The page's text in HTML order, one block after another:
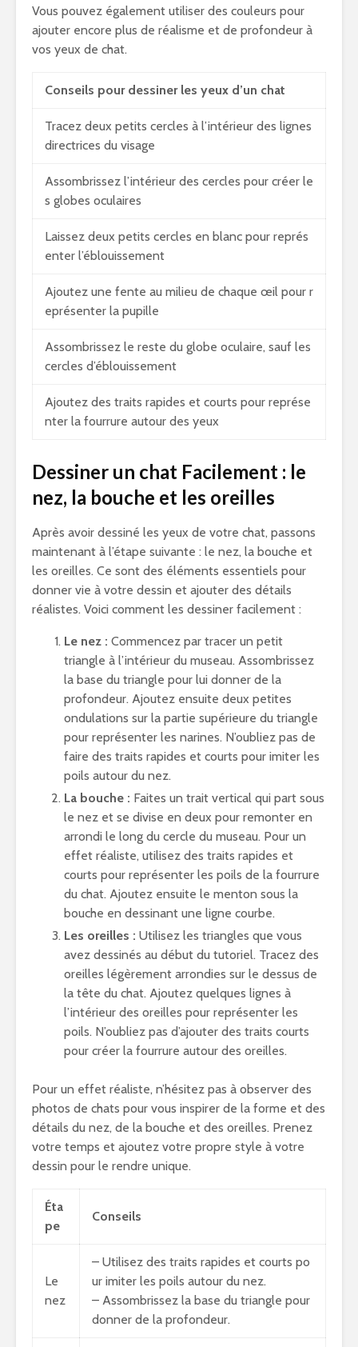
Vous pouvez également utiliser des couleurs pour
ajouter encore plus de réalisme et de profondeur à
vos yeux de chat.
Conseils pour dessiner les yeux d’un chat
Tracez deux petits cercles à l’intérieur des lignes
directrices du visage
Assombrissez l’intérieur des cercles pour créer le
s globes oculaires
Laissez deux petits cercles en blanc pour représ
enter l’éblouissement
Ajoutez une fente au milieu de chaque œil pour r
eprésenter la pupille
Assombrissez le reste du globe oculaire, sauf les
cercles d’éblouissement
Ajoutez des traits rapides et courts pour représe
nter la fourrure autour des yeux
Dessiner un chat Facilement : le
nez, la bouche et les oreilles
Après avoir dessiné les yeux de votre chat, passons
maintenant à l’étape suivante : le nez, la bouche et
les oreilles. Ce sont des éléments essentiels pour
donner vie à votre dessin et ajouter des détails
réalistes. Voici comment les dessiner facilement :
Le nez : Commencez par tracer un petit
triangle à l’intérieur du museau. Assombrissez
la base du triangle pour lui donner de la
profondeur. Ajoutez ensuite deux petites
ondulations sur la partie supérieure du triangle
pour représenter les narines. N’oubliez pas de
faire des traits rapides et courts pour imiter les
poils autour du nez.
La bouche : Faites un trait vertical qui part sous
le nez et se divise en deux pour remonter en
arrondi le long du cercle du museau. Pour un
effet réaliste, utilisez des traits rapides et
courts pour représenter les poils de la fourrure
du chat. Ajoutez ensuite le menton sous la
bouche en dessinant une ligne courbe.
Les oreilles : Utilisez les triangles que vous
avez dessinés au début du tutoriel. Tracez des
oreilles légèrement arrondies sur le dessus de
la tête du chat. Ajoutez quelques lignes à
l’intérieur des oreilles pour représenter les
poils. N’oubliez pas d’ajouter des traits courts
pour créer la fourrure autour des oreilles.
Pour un effet réaliste, n’hésitez pas à observer des
photos de chats pour vous inspirer de la forme et des
détails du nez, de la bouche et des oreilles. Prenez
votre temps et ajoutez votre propre style à votre
dessin pour le rendre unique.
Éta
pe
Conseils
Le
nez
– Utilisez des traits rapides et courts po
ur imiter les poils autour du nez.
– Assombrissez la base du triangle pour
donner de la profondeur.